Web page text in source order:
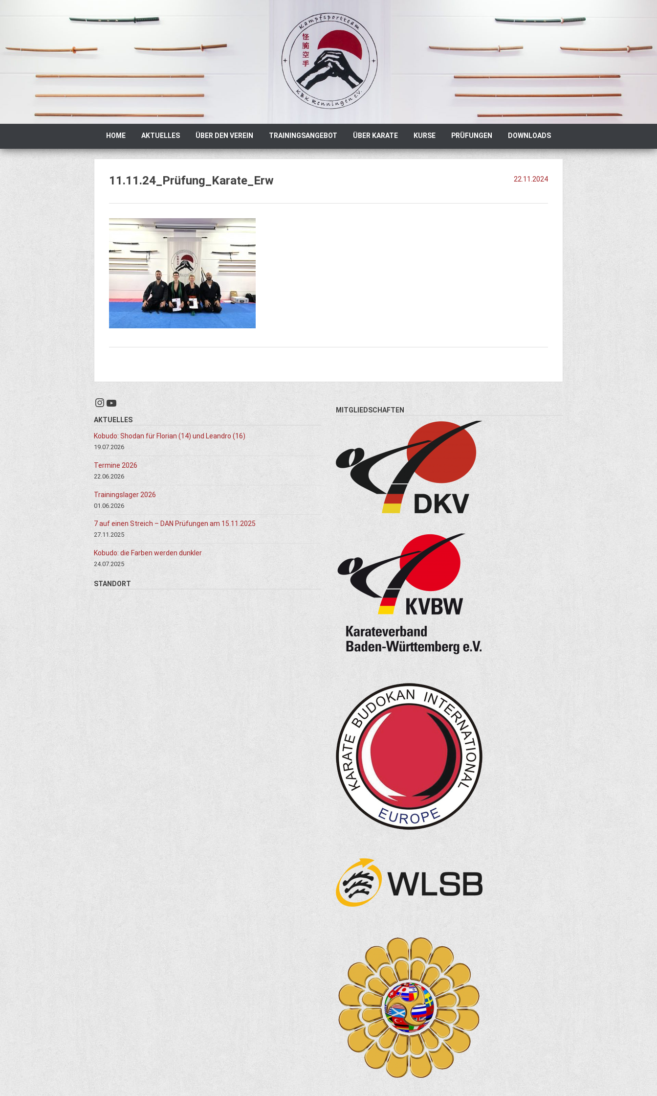
springen
HOME AKTUELLES ÜBER DEN VEREIN TRAININGSANGEBOT ÜBER KARATE KURSE PRÜFUNGEN DOWNLOADS
22.11.2024
11.11.24_Prüfung_Karate_Erw
Instagram
YouTube
AKTUELLES
Kobudo: Shodan für Florian (14) und Leandro (16)
19.07.2026
Termine 2026
22.06.2026
Trainingslager 2026
01.06.2026
7 auf einen Streich – DAN Prüfungen am 15.11.2025
27.11.2025
Kobudo: die Farben werden dunkler
24.07.2025
STANDORT
MITGLIEDSCHAFTEN